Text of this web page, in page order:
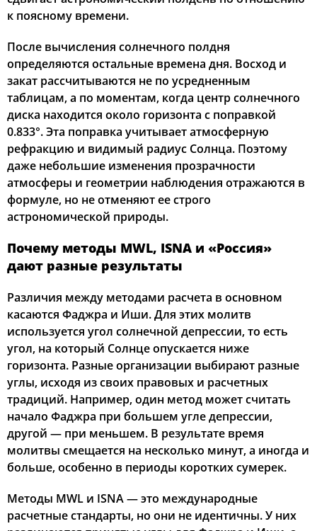
25, Вт 04:02 05:37
26, Ср 04:04 05:39 12:26 16:13
27, Чт 04:05 05:40 12:26 16:12 19:11
28, Пт 04:07 05:41 12:25 16:11 19:09 20:36
29, Сб 04:09 05:42 12:25 16:10 19:07 20:34
04:10 05:43 12:25 16:09 19:05 20:32
31, Пн 04:12 05:45
к поясному времени.
После вычисления солнечного полдня
определяются остальные времена дня. Восход и
закат рассчитываются не по усредненным
таблицам, а по моментам, когда центр солнечного
диска находится около горизонта с поправкой
0.833°. Эта поправка учитывает атмосферную
рефракцию и видимый радиус Солнца. Поэтому
даже небольшие изменения прозрачности
атмосферы и геометрии наблюдения отражаются в
формуле, но не отменяют ее строго
астрономической природы.
Почему методы MWL, ISNA и «Россия»
дают разные результаты
Различия между методами расчета в основном
касаются Фаджра и Иши. Для этих молитв
используется угол солнечной депрессии, то есть
угол, на который Солнце опускается ниже
горизонта. Разные организации выбирают разные
углы, исходя из своих правовых и расчетных
традиций. Например, один метод может считать
начало Фаджра при большем угле депрессии,
другой — при меньшем. В результате время
молитвы смещается на несколько минут, а иногда и
больше, особенно в периоды коротких сумерек.
Методы MWL и ISNA — это международные
расчетные стандарты, но они не идентичны. У них